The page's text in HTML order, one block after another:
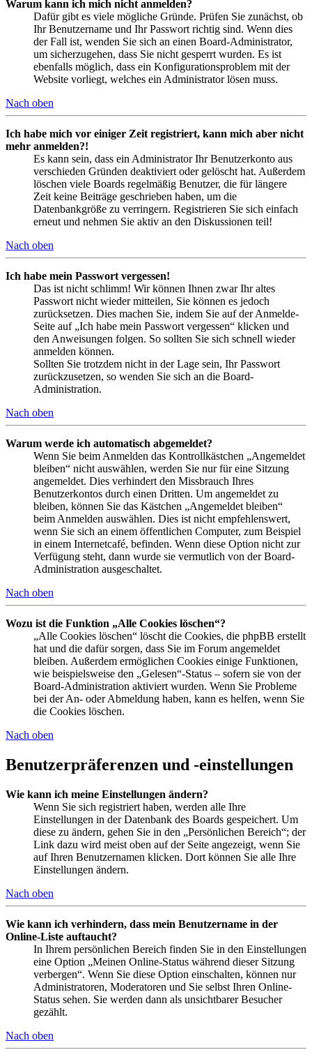
Warum kann ich mich nicht anmelden?
Dafür gibt es viele mögliche Gründe. Prüfen Sie zunächst, ob
Ihr Benutzername und Ihr Passwort richtig sind. Wenn dies
der Fall ist, wenden Sie sich an einen Board-Administrator,
um sicherzugehen, dass Sie nicht gesperrt wurden. Es ist
ebenfalls möglich, dass ein Konfigurationsproblem mit der
Website vorliegt, welches ein Administrator lösen muss.
Nach oben
Ich habe mich vor einiger Zeit registriert, kann mich aber nicht
mehr anmelden?!
Es kann sein, dass ein Administrator Ihr Benutzerkonto aus
verschieden Gründen deaktiviert oder gelöscht hat. Außerdem
löschen viele Boards regelmäßig Benutzer, die für längere
Zeit keine Beiträge geschrieben haben, um die
Datenbankgröße zu verringern. Registrieren Sie sich einfach
erneut und nehmen Sie aktiv an den Diskussionen teil!
Nach oben
Ich habe mein Passwort vergessen!
Das ist nicht schlimm! Wir können Ihnen zwar Ihr altes
Passwort nicht wieder mitteilen, Sie können es jedoch
zurücksetzen. Dies machen Sie, indem Sie auf der Anmelde-
Seite auf „Ich habe mein Passwort vergessen“ klicken und
den Anweisungen folgen. So sollten Sie sich schnell wieder
anmelden können.
Sollten Sie trotzdem nicht in der Lage sein, Ihr Passwort
zurückzusetzen, so wenden Sie sich an die Board-
Administration.
Nach oben
Warum werde ich automatisch abgemeldet?
Wenn Sie beim Anmelden das Kontrollkästchen „Angemeldet
bleiben“ nicht auswählen, werden Sie nur für eine Sitzung
angemeldet. Dies verhindert den Missbrauch Ihres
Benutzerkontos durch einen Dritten. Um angemeldet zu
bleiben, können Sie das Kästchen „Angemeldet bleiben“
beim Anmelden auswählen. Dies ist nicht empfehlenswert,
wenn Sie sich an einem öffentlichen Computer, zum Beispiel
in einem Internetcafé, befinden. Wenn diese Option nicht zur
Verfügung steht, dann wurde sie vermutlich von der Board-
Administration ausgeschaltet.
Nach oben
Wozu ist die Funktion „Alle Cookies löschen“?
„Alle Cookies löschen“ löscht die Cookies, die phpBB erstellt
hat und die dafür sorgen, dass Sie im Forum angemeldet
bleiben. Außerdem ermöglichen Cookies einige Funktionen,
wie beispielsweise den „Gelesen“-Status – sofern sie von der
Board-Administration aktiviert wurden. Wenn Sie Probleme
bei der An- oder Abmeldung haben, kann es helfen, wenn Sie
die Cookies löschen.
Nach oben
Benutzerpräferenzen und -einstellungen
Wie kann ich meine Einstellungen ändern?
Wenn Sie sich registriert haben, werden alle Ihre
Einstellungen in der Datenbank des Boards gespeichert. Um
diese zu ändern, gehen Sie in den „Persönlichen Bereich“; der
Link dazu wird meist oben auf der Seite angezeigt, wenn Sie
auf Ihren Benutzernamen klicken. Dort können Sie alle Ihre
Einstellungen ändern.
Nach oben
Wie kann ich verhindern, dass mein Benutzername in der
Online-Liste auftaucht?
In Ihrem persönlichen Bereich finden Sie in den Einstellungen
eine Option „Meinen Online-Status während dieser Sitzung
verbergen“. Wenn Sie diese Option einschalten, können nur
Administratoren, Moderatoren und Sie selbst Ihren Online-
Status sehen. Sie werden dann als unsichtbarer Besucher
gezählt.
Nach oben